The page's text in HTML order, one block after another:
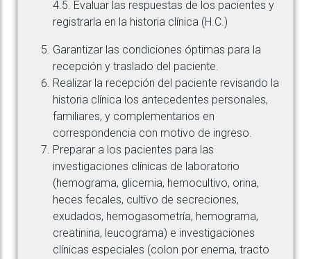
4.5. Evaluar las respuestas de los pacientes y
registrarla en la historia clínica (H.C.)
Garantizar las condiciones óptimas para la
recepción y traslado del paciente.
Realizar la recepción del paciente revisando la
historia clínica los antecedentes personales,
familiares, y complementarios en
correspondencia con motivo de ingreso.
Preparar a los pacientes para las
investigaciones clínicas de laboratorio
(hemograma, glicemia, hemocultivo, orina,
heces fecales, cultivo de secreciones,
exudados, hemogasometría, hemograma,
creatinina, leucograma) e investigaciones
clínicas especiales (colon por enema, tracto